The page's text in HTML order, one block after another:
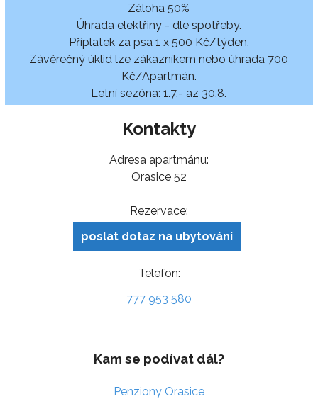
Záloha 50%
Úhrada elektřiny - dle spotřeby.
Příplatek za psa 1 x 500 Kč/týden.
Závěrečný úklid lze zákazníkem nebo úhrada 700
Kč/Apartmán.
Letní sezóna: 1.7.- az 30.8.
Kontakty
Adresa apartmánu:
Orasice 52
Rezervace:
poslat dotaz na ubytování
Telefon:
777 953 580
Kam se podívat dál?
Penziony Orasice